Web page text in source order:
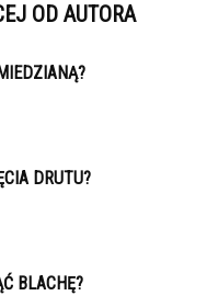
OD AUTORA
DRUTU?
BLACHĘ?